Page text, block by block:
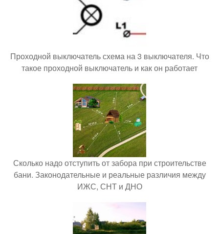
Проходной выключатель схема на 3 выключателя. Что
такое проходной выключатель и как он работает
Сколько надо отступить от забора при строительстве
бани. Законодательные и реальные различия между
ИЖС, СНТ и ДНО